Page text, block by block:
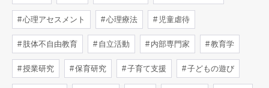
心理アセスメント 心理療法 児童虐待
肢体不自由教育 自立活動 内部専門家 教育学
授業研究 保育研究 子育て支援 子どもの遊び